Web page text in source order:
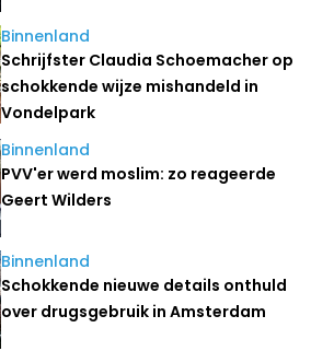
Binnenland
Schrijfster Claudia Schoemacher op
schokkende wijze mishandeld in
Vondelpark
Binnenland
PVV'er werd moslim: zo reageerde
Geert Wilders
Binnenland
Schokkende nieuwe details onthuld
over drugsgebruik in Amsterdam